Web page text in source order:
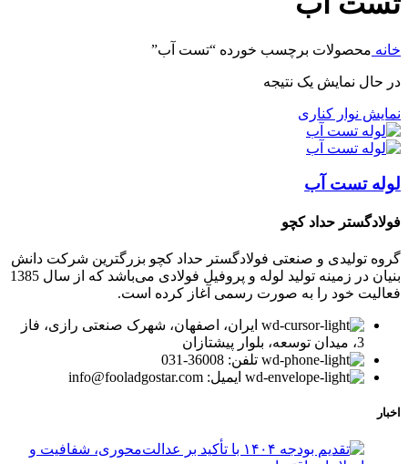
خانه محصولات برچسب خورده “تست آب”
در حال نمایش یک نتیجه
نمایش نوار کناری
لوله تست آب
فولادگستر حداد کچو
گروه تولیدی و صنعتی فولادگستر حداد کچو بزرگترین شرکت دانش
بنیان در زمینه تولید لوله و پروفیل فولادی می‌باشد که از سال 1385
فعالیت خود را به صورت رسمی آغاز کرده است.
ایران، اصفهان، شهرک صنعتی رازی، فاز
3، میدان توسعه، بلوار پیشتازان
تلفن: 36008-031
ایمیل: info@fooladgostar.com
اخبار